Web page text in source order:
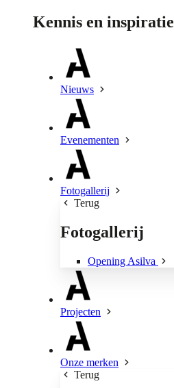
Kennis en inspiratie
Nieuws
Evenementen
Fotogallerij
Terug
Fotogallerij
Opening Asilva
Projecten
Onze merken
Terug